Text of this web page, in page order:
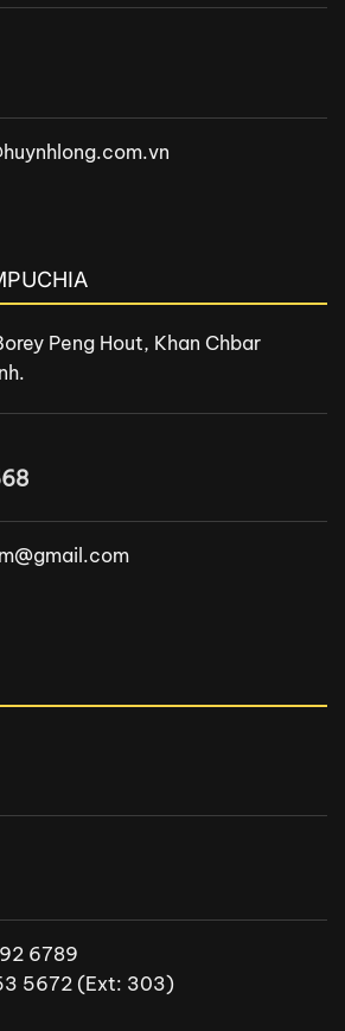
Peng Hout, Khan Chbar
6789
5672 (Ext: 303)